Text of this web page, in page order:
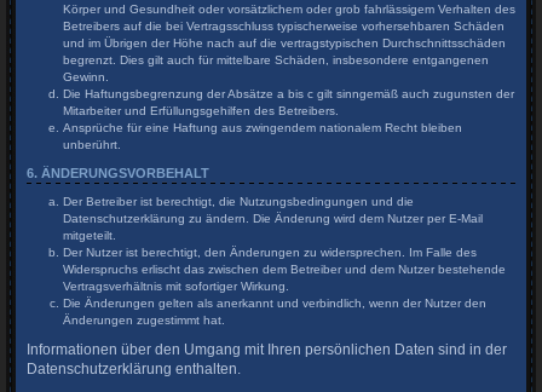
Körper und Gesundheit oder vorsätzlichem oder grob fahrlässigem Verhalten des
Betreibers auf die bei Vertragsschluss typischerweise vorhersehbaren Schäden
und im Übrigen der Höhe nach auf die vertragstypischen Durchschnittsschäden
begrenzt. Dies gilt auch für mittelbare Schäden, insbesondere entgangenen
Gewinn.
Die Haftungsbegrenzung der Absätze a bis c gilt sinngemäß auch zugunsten der
Mitarbeiter und Erfüllungsgehilfen des Betreibers.
Ansprüche für eine Haftung aus zwingendem nationalem Recht bleiben
unberührt.
6. ÄNDERUNGSVORBEHALT
Der Betreiber ist berechtigt, die Nutzungsbedingungen und die
Datenschutzerklärung zu ändern. Die Änderung wird dem Nutzer per E-Mail
mitgeteilt.
Der Nutzer ist berechtigt, den Änderungen zu widersprechen. Im Falle des
Widerspruchs erlischt das zwischen dem Betreiber und dem Nutzer bestehende
Vertragsverhältnis mit sofortiger Wirkung.
Die Änderungen gelten als anerkannt und verbindlich, wenn der Nutzer den
Änderungen zugestimmt hat.
Informationen über den Umgang mit Ihren persönlichen Daten sind in der
Datenschutzerklärung enthalten.